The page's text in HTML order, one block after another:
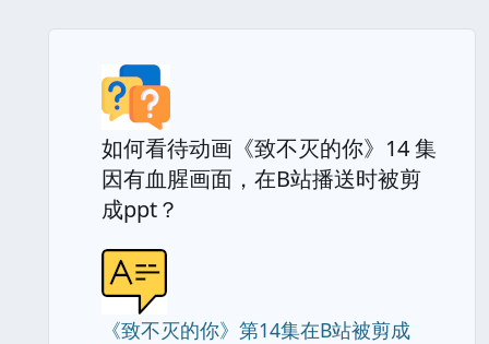
如何看待动画《致不灭的你》14 集
因有血腥画面，在B站播送时被剪
成ppt？
《致不灭的你》第14集在B站被剪成